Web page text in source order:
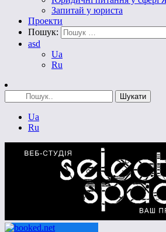
Запитай у юриста
Проекти
Пошук:
asd
Ua
Ru
Ua
Ru